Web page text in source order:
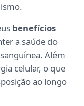
benefícios
a saúde do
Além
celular, o que
ao longo